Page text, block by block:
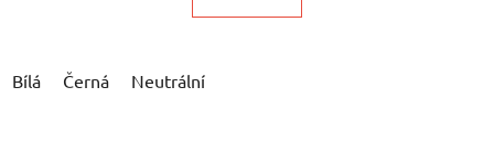
Bílá Černá Neutrální